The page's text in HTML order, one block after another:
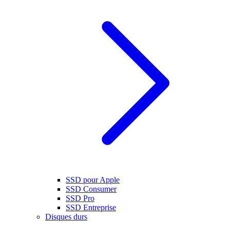
SSD pour Apple
SSD Consumer
SSD Pro
SSD Entreprise
Disques durs